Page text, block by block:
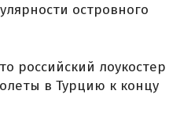
островного
российский лоукостер
в Турцию к концу